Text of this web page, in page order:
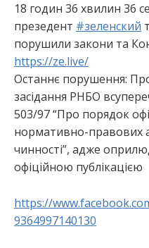
18 годин 36 хвилин 36
презедент #зеленский
порушили закони та
https://ze.live/
Останнє порушення:
засідання РНБО
503/97 “Про порядок
нормативно-правових
чинності”, адже
офіційною публікацією
https://
9364997140130